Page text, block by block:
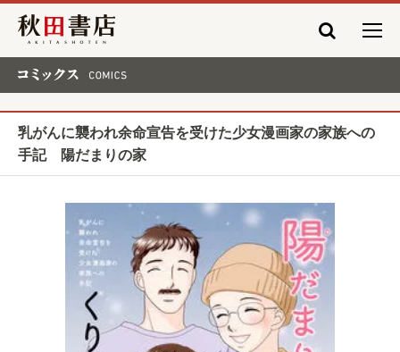
秋田書店
乳がんに襲われ余命宣告を受けた少女漫画家の家族への
手記 陽だまりの家